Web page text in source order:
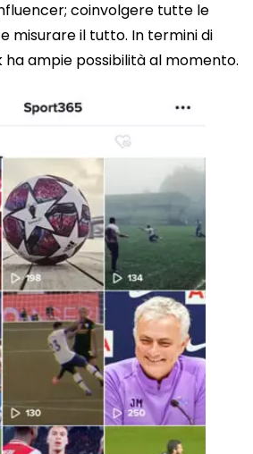
coinvolgere tutte le
misurare il tutto. In termini di
ampie possibilità al momento.